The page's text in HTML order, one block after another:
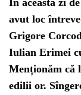
avut loc
Grigore
Iulian Erimei
Menționăm că
edilii or.